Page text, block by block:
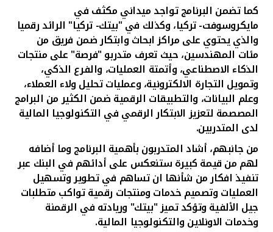
كما تضمن البرنامج تواجد ميداني مكثف في
مايكروسوفت-تركيا، وكذلك في "بيتك- تركيا" الرائد رقميا
والذي يحتوي على مراكز ابحاث وابتكار ضمن فريق من
مئات المهندسين، حيث تعرف متدربو "فرصة" على منتجات
الذكاء الاصطناعي، وأتمتة العمليات، والفرع الذكي،
وتمويل التجارة الالكترونية، وعمليات تحليل ولاء العملاء،
وعلم البيانات، والتطبيقات الرقمية ضمن الكثير من البرامج
المصصمة لتعزيز الابتكار الرقمي في التكنولوجيا المالية
لدى المتدربين.
من جانبهم، أشاد المتدربون بأهمية البرنامج وما أضافه
لهم من قيمة كبيرة ستنعكس على أدائهم في البنك عبر
تنفيذ افكار من شأنها ان تساهم في تطوير وتسهيل
العمليات وتصميم خدمات ومنتجات رقمية تواكب متطلبات
جيل الألفية وتؤكد تميز "بيتك" وريادته في الرقمنة
وخدمات الاونلاين والتكنولوجيا المالية.